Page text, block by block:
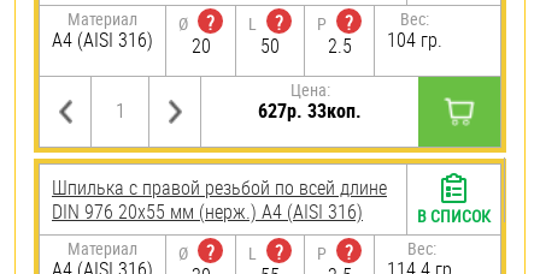
Материал
A4 (AISI 316)
Ø
?
20
L
?
50
P
?
2.5
Вес:
104 гр.
Цена:
627р. 33коп.
Шпилька с правой резьбой по всей длине
DIN 976 20х55 мм (нерж.) A4 (AISI 316)
Материал Ø
?
L
?
P
?
Вес:
В СПИСОК